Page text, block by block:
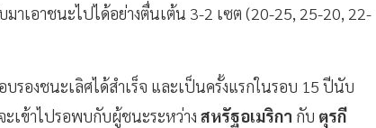
เอาชนะไปได้อย่างตื่นเต้น 3-2 เซต (20-25, 25-20, 22-
องชนะเลิศได้สำเร็จ และเป็นครั้งแรกในรอบ 15 ปีนับ
เข้าไปรอพบกับผู้ชนะระหว่าง สหรัฐอเมริกา กับ ตุรกี